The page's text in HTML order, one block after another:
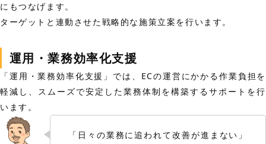
にもつなげます。
ターゲットと連動させた戦略的な施策立案を行います。
運用・業務効率化支援
「運用・業務効率化支援」では、ECの運営にかかる作業負担を
軽減し、スムーズで安定した業務体制を構築するサポートを行
います。
「日々の業務に追われて改善が進まない」